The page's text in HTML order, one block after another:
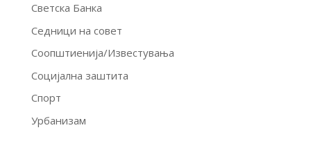
Светска Банка
Седници на совет
Соопштиенија/Известувања
Социјална заштита
Спорт
Урбанизам